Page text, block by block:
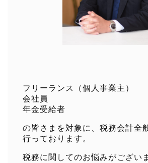
フリーランス（個人事業主）
会社員
年金受給者
の皆さまを対象に、税務会計全
行っております。
税務に関してのお悩みがござい